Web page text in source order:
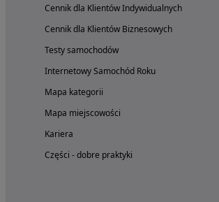
Cennik dla Klientów Indywidualnych
Cennik dla Klientów Biznesowych
Testy samochodów
Internetowy Samochód Roku
Mapa kategorii
Mapa miejscowości
Kariera
Części - dobre praktyki